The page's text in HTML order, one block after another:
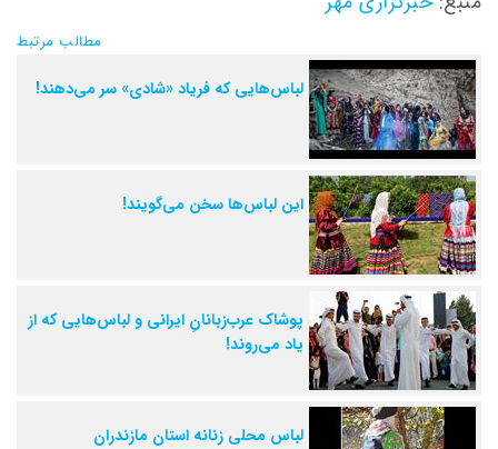
مطالب مرتبط
لباس‌هایی که فریاد «شادی» سر می‌دهند!
این لباس‌ها سخن می‌گویند!
پوشاک عرب‌زبانانِ ایرانی و لباس‌هایی که از
یاد می‌روند!
لباس محلی زنانه استان مازندران